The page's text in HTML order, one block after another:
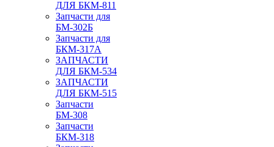
ДЛЯ БКМ-811
Запчасти для
БМ-302Б
Запчасти для
БКМ-317А
ЗАПЧАСТИ
ДЛЯ БКМ-534
ЗАПЧАСТИ
ДЛЯ БКМ-515
Запчасти
БМ-308
Запчасти
БКМ-318